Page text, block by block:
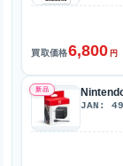
買取価格6,800 円
新品
JAN: